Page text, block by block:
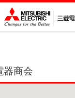
器商会